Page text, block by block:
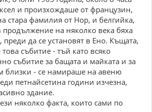
и произхождаше от французин,
стара фамилия от Нор, и белгийка,
на няколко века бяха
да се установят в Ено. Къщата,
събитие - тъй като всяко
събитие за бащата и майката и за
близки - се намираше на авеню
петнайсетина години изчезна,
здание.
няколко факта, които сами по